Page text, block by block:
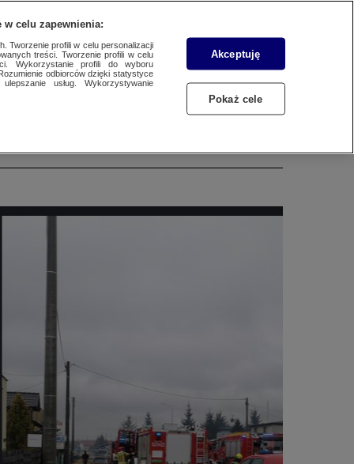
WYŚLIJ MATERIAŁ
w celu zapewnienia:
Tworzenie profili w celu personalizacji
treści. Tworzenie profili w celu
Wykorzystanie profili do wyboru
odbiorców dzięki statystyce
usług. Wykorzystywanie
Akceptuję
Pokaż cele